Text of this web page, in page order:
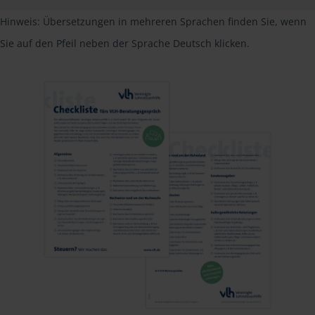
Hinweis: Übersetzungen in mehreren Sprachen finden Sie, wenn
Sie auf den Pfeil neben der Sprache Deutsch klicken.